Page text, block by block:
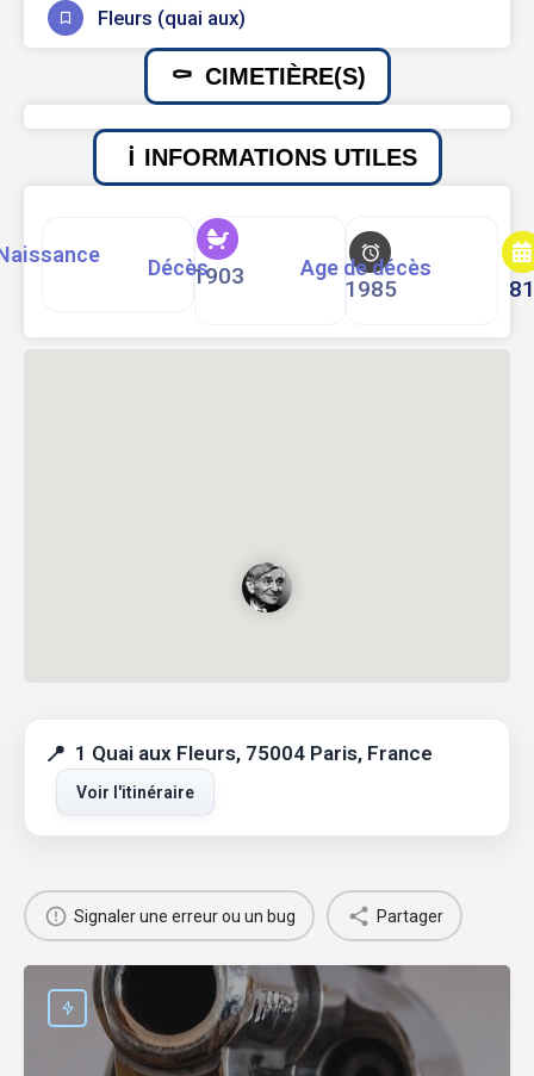
Fleurs (quai aux)
CIMETIÈRE(S)
INFORMATIONS UTILES
1903
Décès
1985
Age de décès
1 Quai aux Fleurs, 75004 Paris, France
Voir l'itinéraire
Signaler une erreur ou un bug Partager